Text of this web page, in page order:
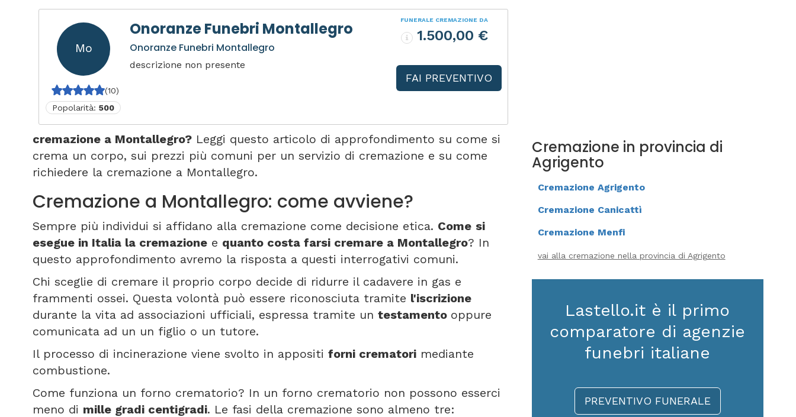
Mo
(10)
Popolarità: 500
Onoranze Funebri Montallegro
Onoranze Funebri Montallegro
descrizione non presente
FUNERALE CREMAZIONE DA
1.500,00 €
FAI PREVENTIVO
cremazione a Montallegro? Leggi questo articolo di approfondimento su come si
crema un corpo, sui prezzi più comuni per un servizio di cremazione e su come
richiedere la cremazione a Montallegro.
Cremazione a Montallegro: come avviene?
Sempre più individui si affidano alla cremazione come decisione etica. Come si
esegue in Italia la cremazione e quanto costa farsi cremare a Montallegro? In
questo approfondimento avremo la risposta a questi interrogativi comuni.
Chi sceglie di cremare il proprio corpo decide di ridurre il cadavere in gas e
frammenti ossei. Questa volontà può essere riconosciuta tramite l'iscrizione
durante la vita ad associazioni ufficiali, espressa tramite un testamento oppure
comunicata ad un un figlio o un tutore.
Il processo di incinerazione viene svolto in appositi forni crematori mediante
combustione.
Come funziona un forno crematorio? In un forno crematorio non possono esserci
meno di mille gradi centigradi. Le fasi della cremazione sono almeno tre:
Cremazione in provincia di
Agrigento
Cremazione Agrigento
Cremazione Canicattì
Cremazione Menfi
vai alla cremazione nella provincia di Agrigento
Lastello.it è il primo
comparatore di agenzie
funebri italiane
PREVENTIVO FUNERALE